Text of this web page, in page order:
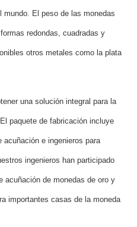
mundo. El peso de las monedas
redondas, cuadradas y
otros metales como la plata
una solución integral para la
paquete de fabricación incluye
e ingenieros para
ingenieros han participado
acuñación de monedas de oro y
importantes casas de la moneda